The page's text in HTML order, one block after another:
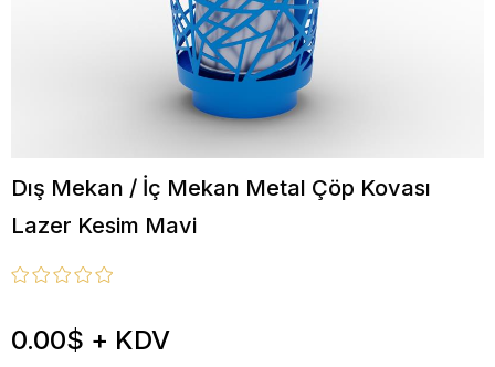
Dış Mekan / İç Mekan Metal Çöp Kovası
Lazer Kesim Mavi
0.00$ + KDV